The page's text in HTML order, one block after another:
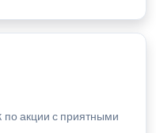
по акции с приятными